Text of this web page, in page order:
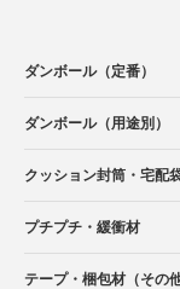
ダンボール（定番）
ダンボール（用途別）
クッション封筒 ・宅配
プチプチ・緩衝材
テープ・梱包材（その他